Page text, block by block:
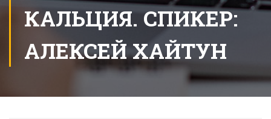
КАЛЬЦИЯ. СПИКЕР:
АЛЕКСЕЙ ХАЙТУН